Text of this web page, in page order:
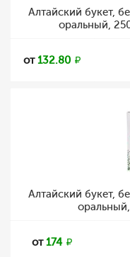
Алтайский букет,
оральный,
от132.80
Алтайский букет,
от174